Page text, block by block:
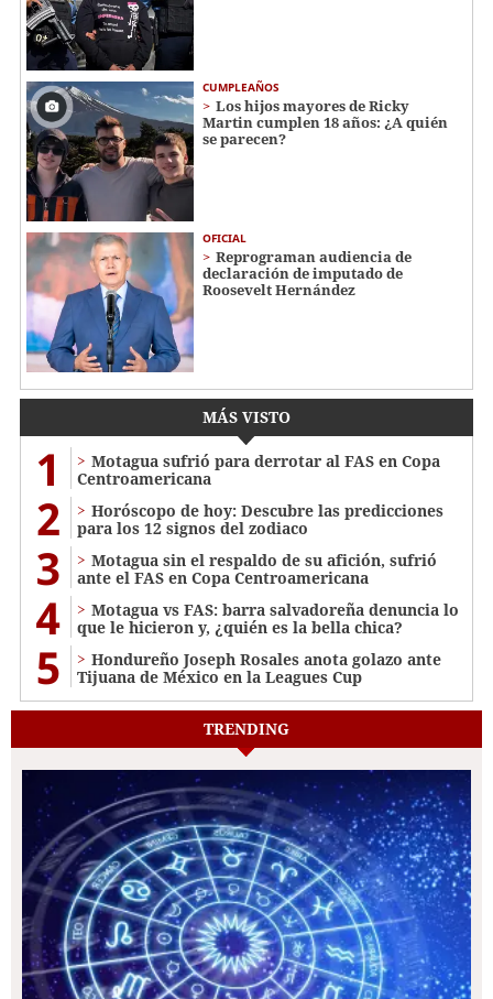
CUMPLEAÑOS
Los hijos mayores de Ricky
Martin cumplen 18 años: ¿A quién
se parecen?
OFICIAL
Reprograman audiencia de
declaración de imputado de
Roosevelt Hernández
MÁS VISTO
1
Motagua sufrió para derrotar al FAS en Copa
Centroamericana
2
Horóscopo de hoy: Descubre las predicciones
para los 12 signos del zodiaco
3
Motagua sin el respaldo de su afición, sufrió
ante el FAS en Copa Centroamericana
4
Motagua vs FAS: barra salvadoreña denuncia lo
que le hicieron y, ¿quién es la bella chica?
5
Hondureño Joseph Rosales anota golazo ante
Tijuana de México en la Leagues Cup
TRENDING